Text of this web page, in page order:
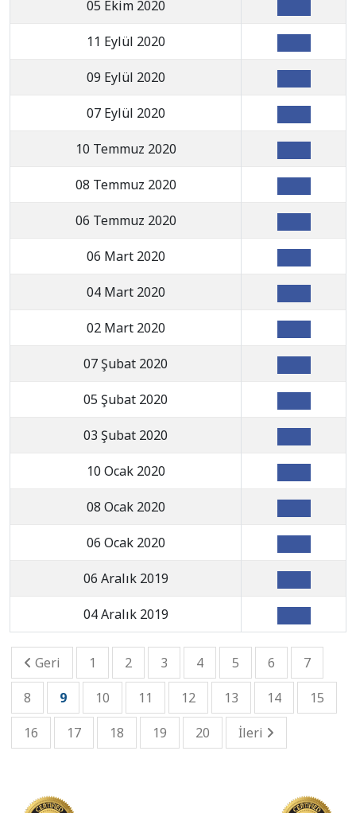
05 Ekim 2020
11 Eylül 2020
09 Eylül 2020
07 Eylül 2020
10 Temmuz 2020
08 Temmuz 2020
06 Temmuz 2020
06 Mart 2020
04 Mart 2020
02 Mart 2020
07 Şubat 2020
05 Şubat 2020
03 Şubat 2020
10 Ocak 2020
08 Ocak 2020
06 Ocak 2020
06 Aralık 2019
04 Aralık 2019
Geri 1 2 3 4 5 6
7
8
9 10 11 12 13 14
15
16
17 18 19 20 İleri